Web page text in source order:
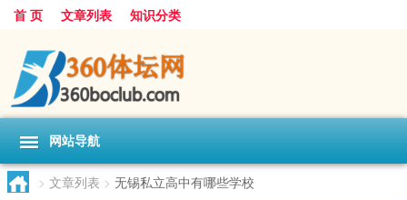
首 页 文章列表 知识分类
网站导航
> 文章列表 > 无锡私立高中有哪些学校